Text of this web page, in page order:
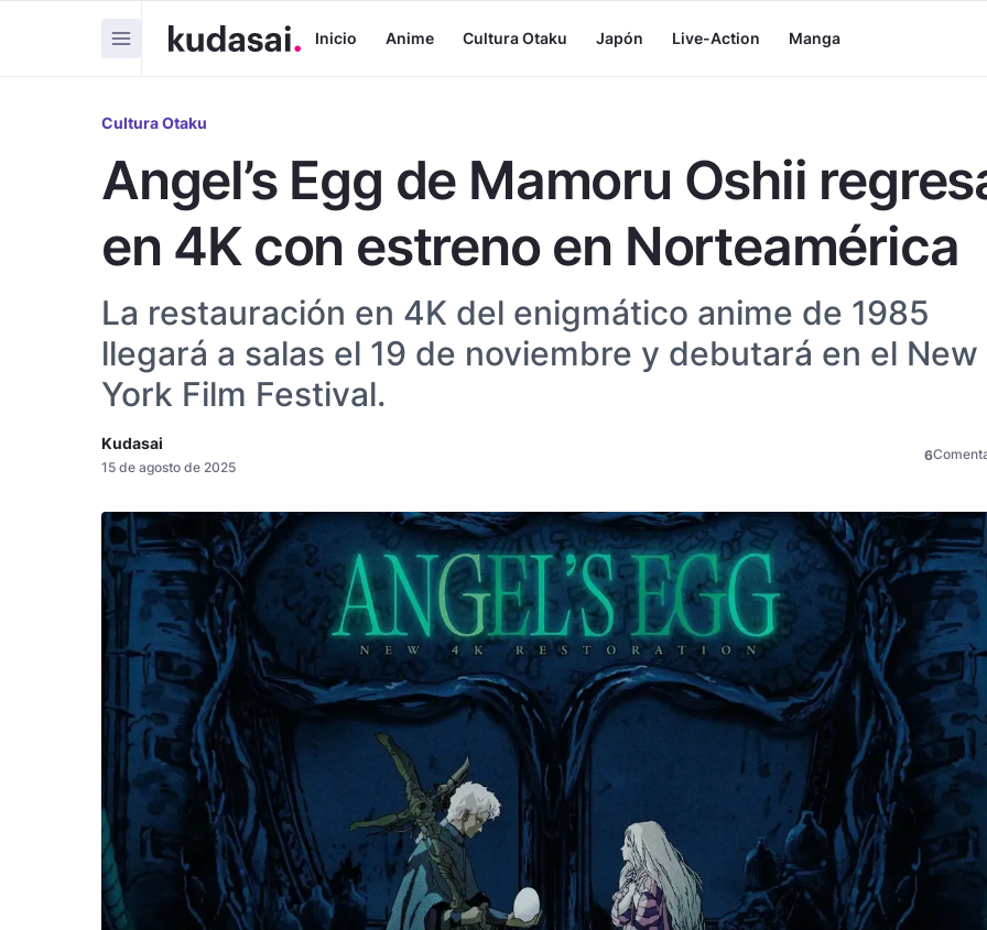
Inicio Anime Cultura Otaku Japón Live-Action Manga
Cultura Otaku
Angel’s Egg de Mamoru Oshii
en 4K con estreno en Norteamérica
La restauración en 4K del enigmático anime de 1985
llegará a salas el 19 de noviembre y debutará en el New
York Film Festival.
Kudasai
15 de agosto de 2025
6